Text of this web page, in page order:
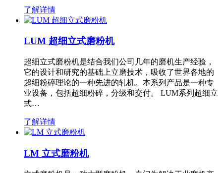
了解详情
LUM 超细立式磨粉机
超细立式磨粉机是结合我们公司几年的磨机生产经验，
它的设计和研究的基础上立磨技术，吸收了世界各地的
超细粉碎理论的一种先进的轧机。本系列产品是一种专
业设备，包括超细粉碎，分级和交付。 LUM系列超细立
式…
了解详情
LM 立式磨粉机